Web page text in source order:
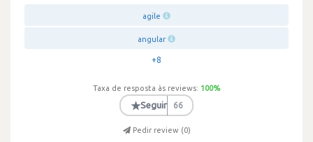
agile
angular
+8
Taxa de resposta às reviews: 100%
★Seguir 66
Pedir review (0)